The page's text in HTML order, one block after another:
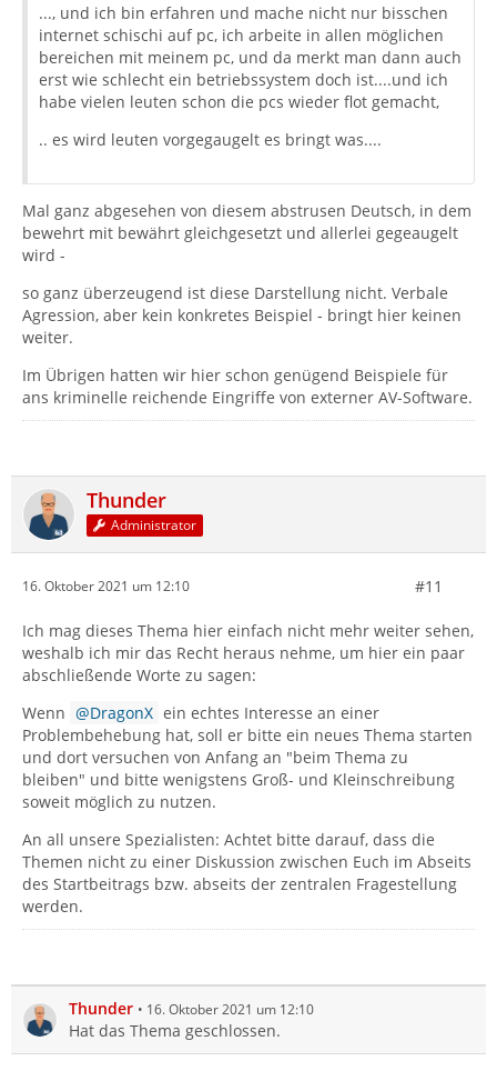
..., und ich bin erfahren und mache nicht nur bisschen
internet schischi auf pc, ich arbeite in allen möglichen
bereichen mit meinem pc, und da merkt man dann auch
erst wie schlecht ein betriebssystem doch ist....und ich
habe vielen leuten schon die pcs wieder flot gemacht,
.. es wird leuten vorgegaugelt es bringt was....
Mal ganz abgesehen von diesem abstrusen Deutsch, in dem
bewehrt mit bewährt gleichgesetzt und allerlei gegeaugelt
wird -
so ganz überzeugend ist diese Darstellung nicht. Verbale
Agression, aber kein konkretes Beispiel - bringt hier keinen
weiter.
Im Übrigen hatten wir hier schon genügend Beispiele für
ans kriminelle reichende Eingriffe von externer AV-Software.
Thunder
Administrator
16. Oktober 2021 um 12:10 #11
Ich mag dieses Thema hier einfach nicht mehr weiter sehen,
weshalb ich mir das Recht heraus nehme, um hier ein paar
abschließende Worte zu sagen:
Wenn
DragonX ein echtes Interesse an einer
Problembehebung hat, soll er bitte ein neues Thema starten
und dort versuchen von Anfang an "beim Thema zu
bleiben" und bitte wenigstens Groß- und Kleinschreibung
soweit möglich zu nutzen.
An all unsere Spezialisten: Achtet bitte darauf, dass die
Themen nicht zu einer Diskussion zwischen Euch im Abseits
des Startbeitrags bzw. abseits der zentralen Fragestellung
werden.
Thunder 16. Oktober 2021 um 12:10
Hat das Thema geschlossen.